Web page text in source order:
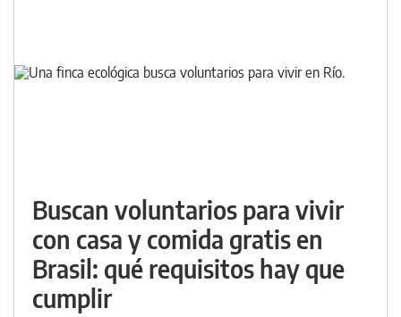
Buscan voluntarios para vivir
con casa y comida gratis en
Brasil: qué requisitos hay que
cumplir